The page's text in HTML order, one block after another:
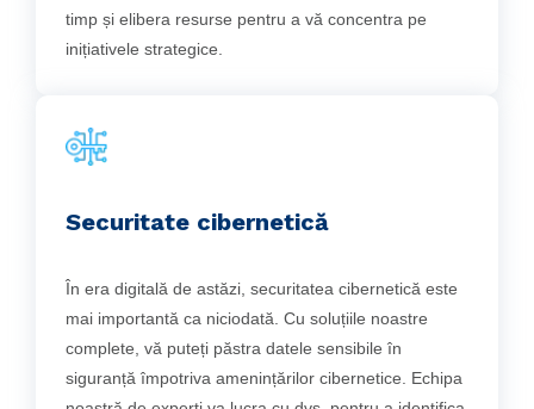
timp și elibera resurse pentru a vă concentra pe
inițiativele strategice.
Securitate cibernetică
În era digitală de astăzi, securitatea cibernetică este
mai importantă ca niciodată. Cu soluțiile noastre
complete, vă puteți păstra datele sensibile în
siguranță împotriva amenințărilor cibernetice. Echipa